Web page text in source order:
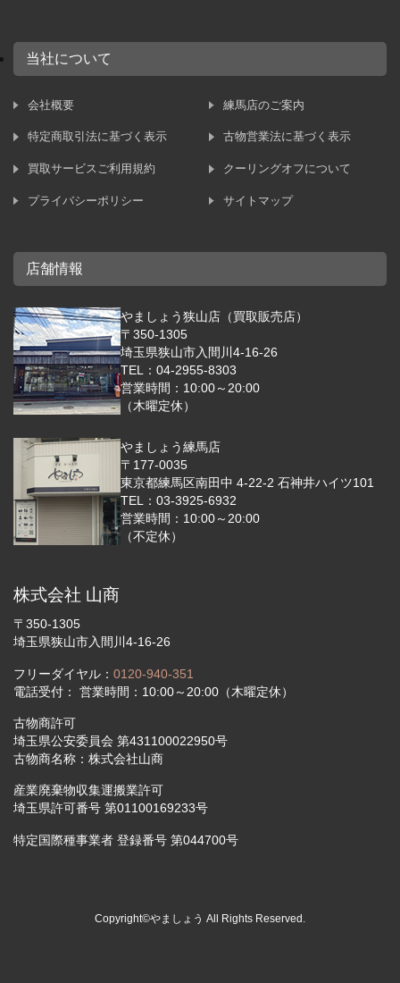
当社について
会社概要 練馬店のご案内
特定商取引法に基づく表示 古物営業法に基づく表示
買取サービスご利用規約 クーリングオフについて
プライバシーポリシー サイトマップ
店舗情報
やましょう狭山店（買取販売店）
〒350-1305
埼玉県狭山市入間川4-16-26
TEL：04-2955-8303
営業時間：10:00～20:00
（木曜定休）
やましょう練馬店
〒177-0035
東京都練馬区南田中 4-22-2 石神井ハイツ101
TEL：03-3925-6932
営業時間：10:00～20:00
（不定休）
株式会社 山商
〒350-1305
埼玉県狭山市入間川4-16-26
フリーダイヤル： 0120-940-351
電話受付： 営業時間：10:00～20:00（木曜定休）
古物商許可
埼玉県公安委員会 第431100022950号
古物商名称：株式会社山商
産業廃棄物収集運搬業許可
埼玉県許可番号 第01100169233号
特定国際種事業者 登録番号 第044700号
Copyright©やましょう All Rights Reserved.